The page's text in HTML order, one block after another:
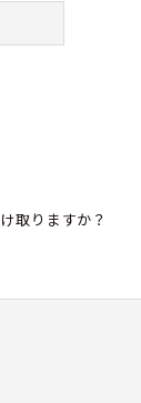
取りますか？